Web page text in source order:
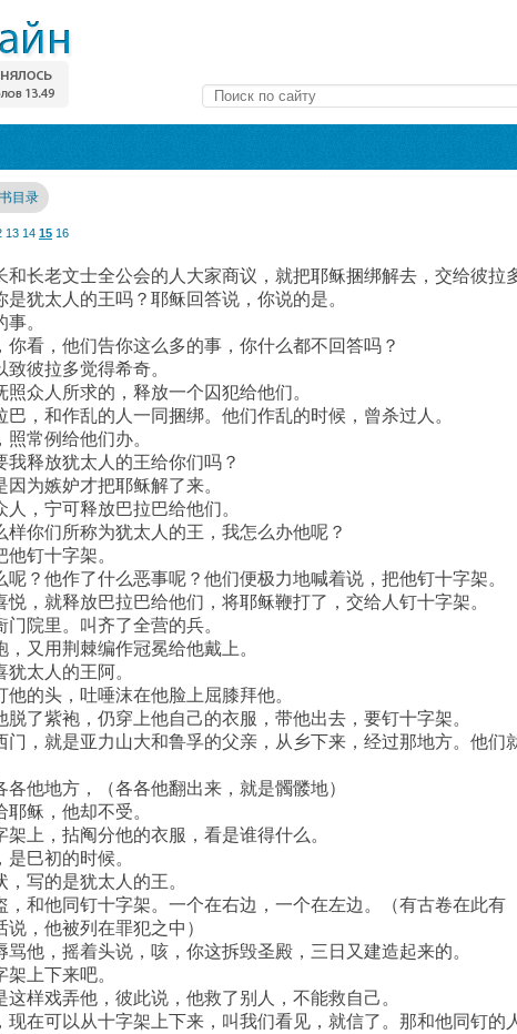
目录
13 14 15 16
和长老文士全公会的人大家商议，就把耶稣捆绑解去，交给彼拉
犹太人的王吗？耶稣回答说，你说的是。
。
你看，他们告你这么多的事，你什么都不回答吗？
彼拉多觉得希奇。
众人所求的，释放一个囚犯给他们。
巴，和作乱的人一同捆绑。他们作乱的时候，曾杀过人。
常例给他们办。
我释放犹太人的王给你们吗？
为嫉妒才把耶稣解了来。
人，宁可释放巴拉巴给他们。
样你们所称为犹太人的王，我怎么办他呢？
钉十字架。
呢？他作了什么恶事呢？他们便极力地喊着说，把他钉十字架。
悦，就释放巴拉巴给他们，将耶稣鞭打了，交给人钉十字架。
院里。叫齐了全营的兵。
又用荆棘编作冠冕给他戴上。
太人的王阿。
他的头，吐唾沫在他脸上屈膝拜他。
脱了紫袍，仍穿上他自己的衣服，带他出去，要钉十字架。
门，就是亚力山大和鲁孚的父亲，从乡下来，经过那地方。他们
他地方，（各各他翻出来，就是髑髅地）
稣，他却不受。
上，拈阄分他的衣服，看是谁得什么。
巳初的时候。
写的是犹太人的王。
，和他同钉十字架。一个在右边，一个在左边。（有古卷在此有
，他被列在罪犯之中）
骂他，摇着头说，咳，你这拆毁圣殿，三日又建造起来的。
上下来吧。
这样戏弄他，彼此说，他救了别人，不能救自己。
现在可以从十字架上下来，叫我们看见，就信了。那和他同钉的